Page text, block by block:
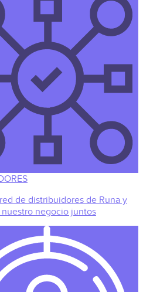
de distribuidores de Runa y
negocio juntos